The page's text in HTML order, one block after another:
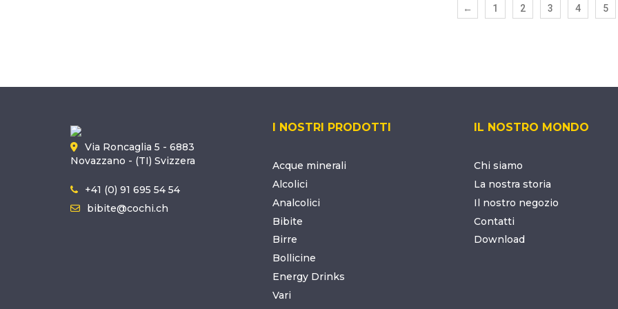
← 1 2 3 4 5
Via Roncaglia 5 - 6883
Novazzano - (TI) Svizzera
+41 (0) 91 695 54 54
bibite@cochi.ch
I NOSTRI PRODOTTI
Acque minerali
Alcolici
Analcolici
Bibite
Birre
Bollicine
Energy Drinks
Vari
IL NOSTRO MONDO
Chi siamo
La nostra storia
Il nostro negozio
Contatti
Download